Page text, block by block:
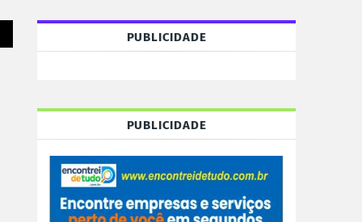
PUBLICIDADE
PUBLICIDADE